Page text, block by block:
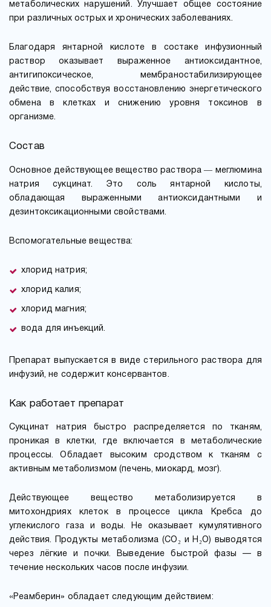
метаболических нарушений. Улучшает общее состояние
при различных острых и хронических заболеваниях.
Благодаря янтарной кислоте в состаке инфузионный
раствор оказывает выраженное антиоксидантное,
антигипоксическое, мембраностабилизирующее
действие, способствуя восстановлению энергетического
обмена в клетках и снижению уровня токсинов в
организме.
Состав
Основное действующее вещество раствора ― меглюмина
натрия сукцинат. Это соль янтарной кислоты,
обладающая выраженными антиоксидантными и
дезинтоксикационными свойствами.
Вспомогательные вещества:
хлорид натрия;
хлорид калия;
хлорид магния;
вода для инъекций.
Препарат выпускается в виде стерильного раствора для
инфузий, не содержит консервантов.
Как работает препарат
Сукцинат натрия быстро распределяется по тканям,
проникая в клетки, где включается в метаболические
процессы. Обладает высоким сродством к тканям с
активным метаболизмом (печень, миокард, мозг).
Действующее вещество метаболизируется в
митохондриях клеток в процессе цикла Кребса до
углекислого газа и воды. Не оказывает кумулятивного
действия. Продукты метаболизма (CO₂ и H₂O) выводятся
через лёгкие и почки. Выведение быстрой фазы — в
течение нескольких часов после инфузии.
«Реамберин» обладает следующим действием: